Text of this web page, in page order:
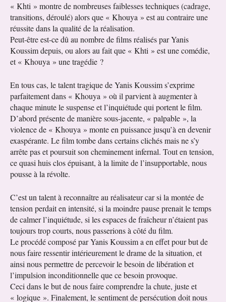
« Khti » montre de nombreuses faiblesses techniques (cadrage,
transitions, déroulé) alors que « Khouya » est au contraire une
réussite dans la qualité de la réalisation.
Peut-être est-ce dû au nombre de films réalisés par Yanis
Koussim depuis, ou alors au fait que « Khti » est une comédie,
et « Khouya » une tragédie ?
En tous cas, le talent tragique de Yanis Koussim s’exprime
parfaitement dans « Khouya » où il parvient à augmenter à
chaque minute le suspense et l’inquiétude qui portent le film.
D’abord présente de manière sous-jacente, « palpable », la
violence de « Khouya » monte en puissance jusqu’à en devenir
exaspérante. Le film tombe dans certains clichés mais ne s’y
arrête pas et poursuit son cheminement infernal. Tout en tension,
ce quasi huis clos épuisant, à la limite de l’insupportable, nous
pousse à la révolte.
C’est un talent à reconnaître au réalisateur car si la montée de
tension perdait en intensité, si la moindre pause prenait le temps
de calmer l’inquiétude, si les espaces de fraîcheur n’étaient pas
toujours trop courts, nous passerions à côté du film.
Le procédé composé par Yanis Koussim a en effet pour but de
nous faire ressentir intérieurement le drame de la situation, et
ainsi nous permettre de percevoir le besoin de libération et
l’impulsion inconditionnelle que ce besoin provoque.
Ceci dans le but de nous faire comprendre la chute, juste et
« logique ». Finalement, le sentiment de persécution doit nous